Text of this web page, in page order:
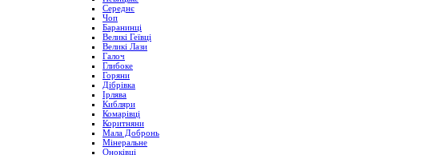
Середнє
Чоп
Баранинці
Великі Геївці
Великі Лази
Галоч
Глибоке
Горяни
Дібрівка
Ірлява
Кибляри
Комарівці
Коритняни
Мала Добронь
Мінеральне
Оноківці